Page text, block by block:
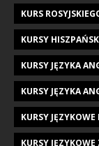
KURS
KURSY
KURSY JĘZYKA
KURSY JĘZYKA
KURSY
KURSY